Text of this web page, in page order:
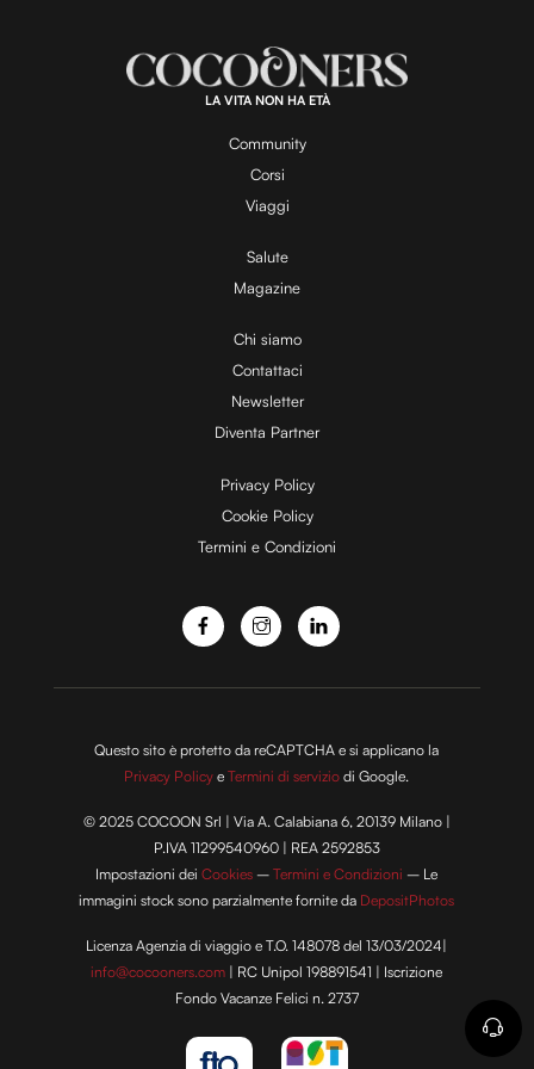
a
y
V
i
d
e
o
:
1
0
0
.
0
LA VITA NON HA ETÀ
Community
Corsi
Viaggi
Salute
Magazine
Chi siamo
Contattaci
Newsletter
Diventa Partner
Privacy Policy
Cookie Policy
Termini e Condizioni
Questo sito è protetto da reCAPTCHA e si applicano la
Privacy Policy eTermini di servizio di Google.
© 2025 COCOON Srl | Via A. Calabiana 6, 20139 Milano |
P.IVA 11299540960 | REA 2592853
Impostazioni deiCookies –Termini e Condizioni – Le
immagini stock sono parzialmente fornite da DepositPhotos
Licenza Agenzia di viaggio e T.O. 148078 del 13/03/2024|
info@cocooners.com | RC Unipol 198891541 | Iscrizione
Fondo Vacanze Felici n. 2737